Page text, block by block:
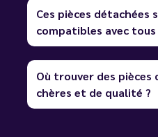
Ces pièces détachées
compatibles avec tous
Où trouver des pièces
chères et de qualité ?